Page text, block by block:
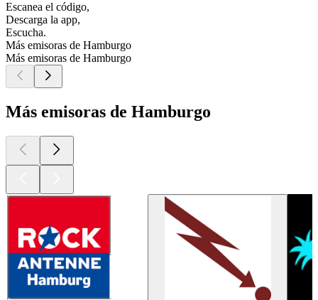
Escanea el código,
Descarga la app,
Escucha.
Más emisoras de Hamburgo
Más emisoras de Hamburgo
Más emisoras de Hamburgo